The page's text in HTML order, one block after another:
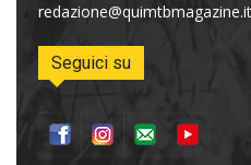
redazione@quimtbmagazine.it
Seguici su